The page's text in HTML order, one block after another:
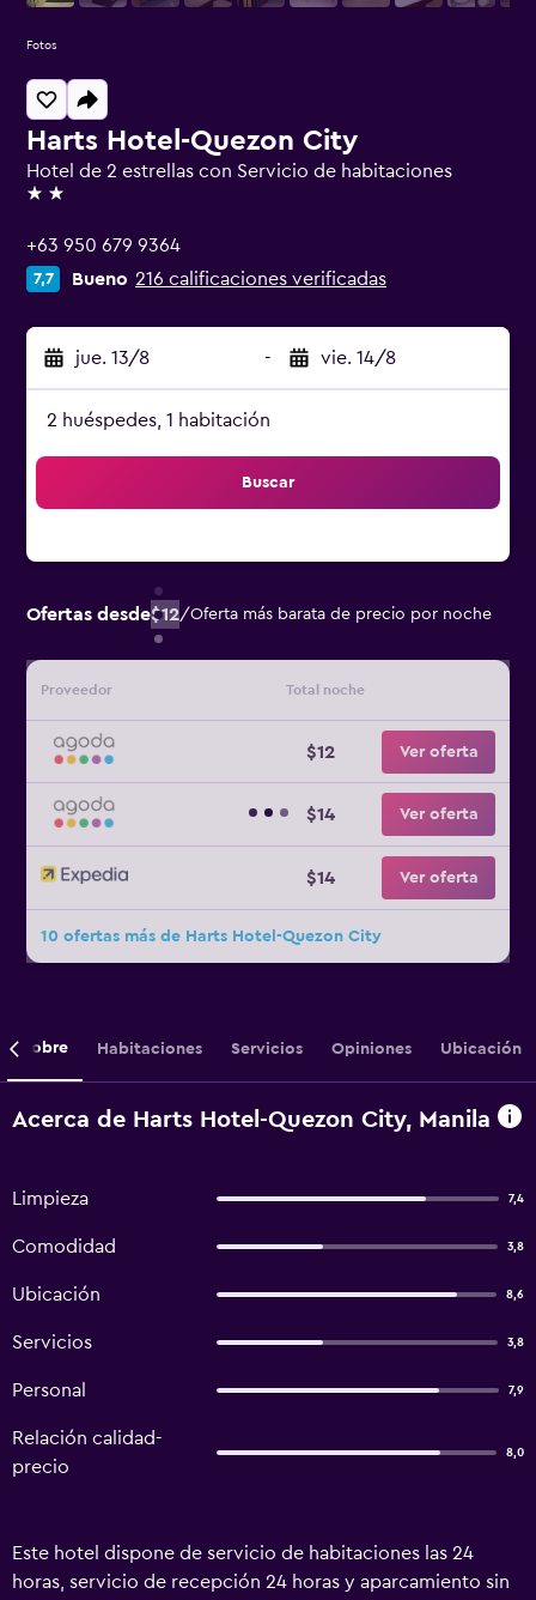
Harts Hotel-Quezon City
Hotel de 2 estrellas con Servicio de habitaciones
2 estrellas
+63 950 679 9364
7,7 Bueno 216 calificaciones verificadas
jue. 13/8 - vie. 14/8
2 huéspedes, 1 habitación
Buscar
Ofertas desde$12/Oferta más barata de precio por noche
Proveedor Total noche
$12 Ver oferta
$14 Ver oferta
$14 Ver oferta
10 ofertas más de Harts Hotel-Quezon City
Fotos
Sobre Habitaciones Servicios Opiniones Ubicación
Acerca de Harts Hotel-Quezon City, Manila
Limpieza 7,4
Comodidad 3,8
Ubicación 8,6
Servicios 3,8
Personal 7,9
Relación calidad-
precio
8,0
Este hotel dispone de servicio de habitaciones las 24
horas, servicio de recepción 24 horas y aparcamiento sin